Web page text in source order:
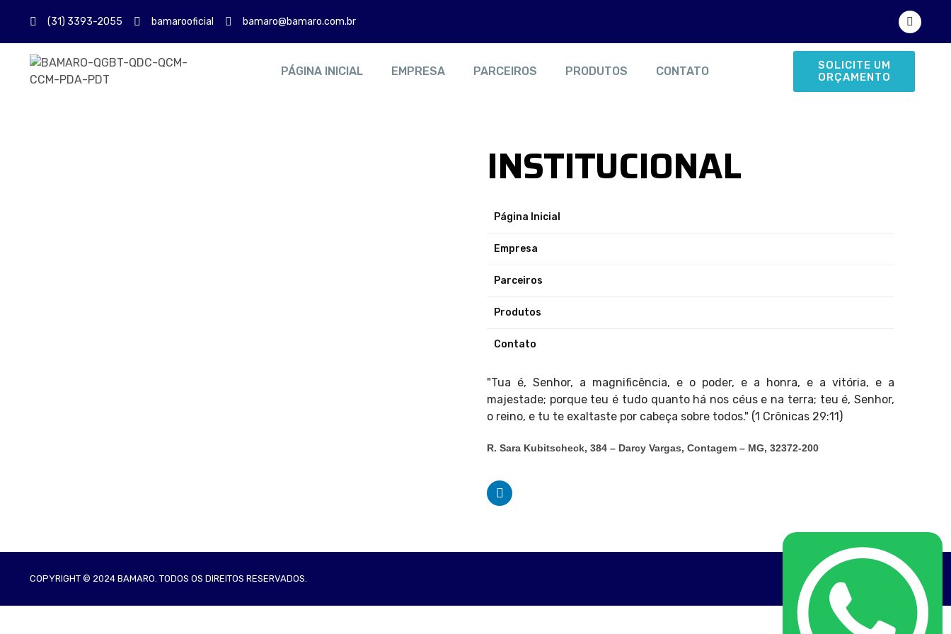
(31) 3393-2055 bamarooficial bamaro@bamaro.com.br
PÁGINA INICIAL EMPRESA PARCEIROS PRODUTOS CONTATO
SOLICITE UM
ORÇAMENTO
INSTITUCIONAL
Página Inicial
Empresa
Parceiros
Produtos
Contato
"Tua é, Senhor, a magnificência, e o poder, e a honra, e a vitória, e a
majestade; porque teu é tudo quanto há nos céus e na terra; teu é, Senhor,
o reino, e tu te exaltaste por cabeça sobre todos." (1 Crônicas 29:11)
R. Sara Kubitscheck, 384 – Darcy Vargas, Contagem – MG, 32372-200
COPYRIGHT © 2024 BAMARO. TODOS OS DIREITOS RESERVADOS.